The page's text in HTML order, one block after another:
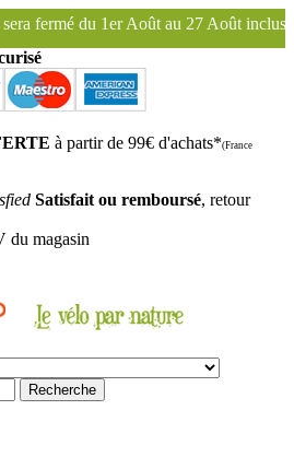
inclus. Bonnes vacances !
à partir de 99€ d'achats*(France
Satisfait ou remboursé, retour
du magasin
Recherche